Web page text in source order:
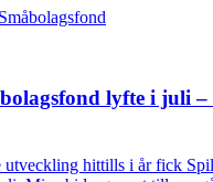
lyfte i juli
utveckling hittills i år fick